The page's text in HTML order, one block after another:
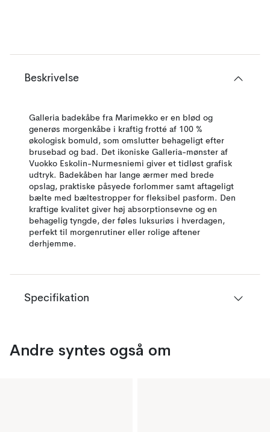
Beskrivelse
Galleria badekåbe fra Marimekko er en blød og
generøs morgenkåbe i kraftig frotté af 100 %
økologisk bomuld, som omslutter behageligt efter
brusebad og bad. Det ikoniske Galleria-mønster af
Vuokko Eskolin-Nurmesniemi giver et tidløst grafisk
udtryk. Badekåben har lange ærmer med brede
opslag, praktiske påsyede forlommer samt aftageligt
bælte med bæltestropper for fleksibel pasform. Den
kraftige kvalitet giver høj absorptionsevne og en
behagelig tyngde, der føles luksuriøs i hverdagen,
perfekt til morgenrutiner eller rolige aftener
derhjemme.
Specifikation
Andre syntes også om